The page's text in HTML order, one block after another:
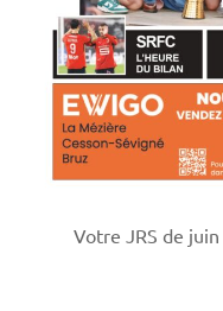
Votre JRS de